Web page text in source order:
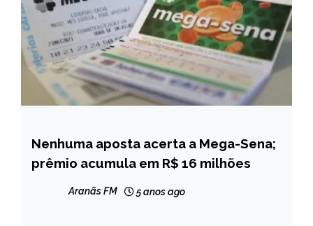
BRASIL
NOTÍCIAS
Nenhuma aposta acerta a Mega-Sena;
prêmio acumula em R$ 16 milhões
Aranãs FM 5 anos ago